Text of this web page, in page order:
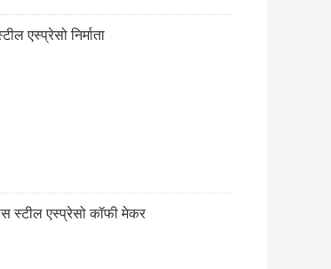
एस्प्रेसो निर्माता
स्टील एस्प्रेसो कॉफी मेकर